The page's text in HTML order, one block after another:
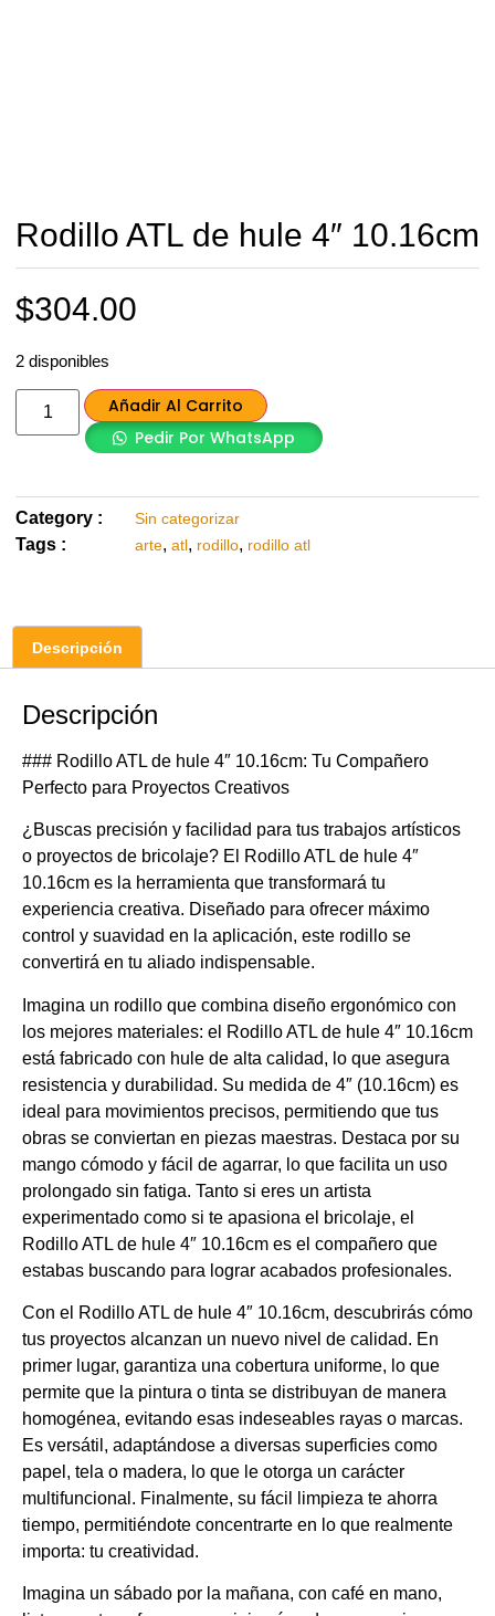
Rodillo ATL de hule 4″ 10.16cm
$304.00
2 disponibles
Añadir Al Carrito
Pedir Por WhatsApp
Category : Sin categorizar
Tags : arte, atl, rodillo, rodillo atl
Descripción
Descripción
### Rodillo ATL de hule 4″ 10.16cm: Tu Compañero
Perfecto para Proyectos Creativos
¿Buscas precisión y facilidad para tus trabajos artísticos
o proyectos de bricolaje? El Rodillo ATL de hule 4″
10.16cm es la herramienta que transformará tu
experiencia creativa. Diseñado para ofrecer máximo
control y suavidad en la aplicación, este rodillo se
convertirá en tu aliado indispensable.
Imagina un rodillo que combina diseño ergonómico con
los mejores materiales: el Rodillo ATL de hule 4″ 10.16cm
está fabricado con hule de alta calidad, lo que asegura
resistencia y durabilidad. Su medida de 4″ (10.16cm) es
ideal para movimientos precisos, permitiendo que tus
obras se conviertan en piezas maestras. Destaca por su
mango cómodo y fácil de agarrar, lo que facilita un uso
prolongado sin fatiga. Tanto si eres un artista
experimentado como si te apasiona el bricolaje, el
Rodillo ATL de hule 4″ 10.16cm es el compañero que
estabas buscando para lograr acabados profesionales.
Con el Rodillo ATL de hule 4″ 10.16cm, descubrirás cómo
tus proyectos alcanzan un nuevo nivel de calidad. En
primer lugar, garantiza una cobertura uniforme, lo que
permite que la pintura o tinta se distribuyan de manera
homogénea, evitando esas indeseables rayas o marcas.
Es versátil, adaptándose a diversas superficies como
papel, tela o madera, lo que le otorga un carácter
multifuncional. Finalmente, su fácil limpieza te ahorra
tiempo, permitiéndote concentrarte en lo que realmente
importa: tu creatividad.
Imagina un sábado por la mañana, con café en mano,